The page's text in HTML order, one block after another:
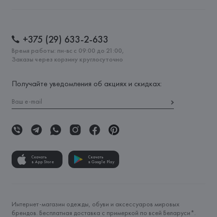
+375 (29) 633-2-633
Время работы: пн-вс с 09:00 до 21:00,
Заказы через корзину круглосуточно
Получайте уведомления об акциях и скидках:
Скачать
в App Store
Скачать
в Google Play
Интернет-магазин одежды, обуви и аксессуаров мировых
брендов. Бесплатная доставка с примеркой по всей Беларуси*.